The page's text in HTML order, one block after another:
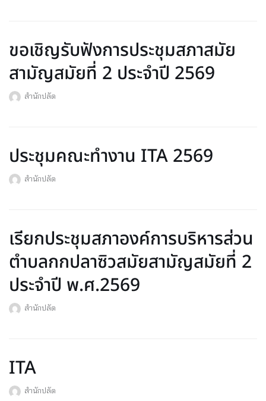
ขอเชิญรับฟังการประชุมสภาสมัย
สามัญสมัยที่ 2 ประจำปี 2569
สำนักปลัด
ประชุมคณะทำงาน ITA 2569
สำนักปลัด
เรียกประชุมสภาองค์การบริหารส่วน
ตำบลกกปลาซิวสมัยสามัญสมัยที่ 2
ประจำปี พ.ศ.2569
สำนักปลัด
ITA
สำนักปลัด